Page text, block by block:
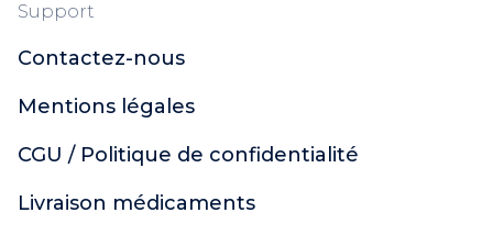
Support
Contactez-nous
Mentions légales
CGU / Politique de confidentialité
Livraison médicaments